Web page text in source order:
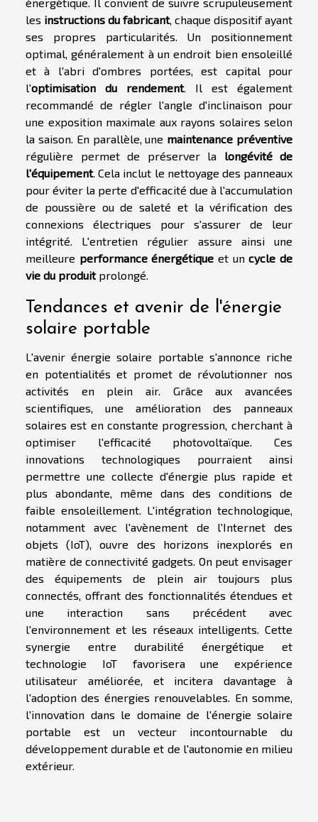
les instructions du fabricant, chaque dispositif ayant
ses propres particularités. Un positionnement
optimal, généralement à un endroit bien ensoleillé
et à l'abri d'ombres portées, est capital pour
l'optimisation du rendement. Il est également
recommandé de régler l'angle d'inclinaison pour
une exposition maximale aux rayons solaires selon
la saison. En parallèle, une maintenance préventive
régulière permet de préserver la longévité de
l'équipement. Cela inclut le nettoyage des panneaux
pour éviter la perte d'efficacité due à l'accumulation
de poussière ou de saleté et la vérification des
connexions électriques pour s'assurer de leur
intégrité. L'entretien régulier assure ainsi une
meilleure performance énergétique et uncycle de
vie du produitprolongé.
Tendances et avenir de l'énergie
solaire portable
L'avenir énergie solaire portable s'annonce riche
en potentialités et promet de révolutionner nos
activités en plein air. Grâce aux avancées
scientifiques, une amélioration des panneaux
solaires est en constante progression, cherchant à
optimiser l'efficacité photovoltaïque. Ces
innovations technologiques pourraient ainsi
permettre une collecte d'énergie plus rapide et
plus abondante, même dans des conditions de
faible ensoleillement. L'intégration technologique,
notamment avec l'avènement de l'Internet des
objets (IoT), ouvre des horizons inexplorés en
matière de connectivité gadgets. On peut envisager
des équipements de plein air toujours plus
connectés, offrant des fonctionnalités étendues et
une interaction sans précédent avec
l'environnement et les réseaux intelligents. Cette
synergie entre durabilité énergétique et
technologie IoT favorisera une expérience
utilisateur améliorée, et incitera davantage à
l'adoption des énergies renouvelables. En somme,
l'innovation dans le domaine de l'énergie solaire
portable est un vecteur incontournable du
développement durable et de l'autonomie en milieu
extérieur.